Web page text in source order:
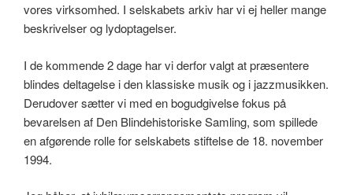
vores virksomhed. I selskabets arkiv har vi ej heller mange
beskrivelser og lydoptagelser.
I de kommende 2 dage har vi derfor valgt at præsentere
blindes deltagelse i den klassiske musik og i jazzmusikken.
Derudover sætter vi med en bogudgivelse fokus på
bevarelsen af Den Blindehistoriske Samling, som spillede
en afgørende rolle for selskabets stiftelse de 18. november
1994.